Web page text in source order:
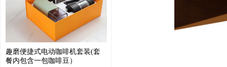
趣磨便捷式电动咖啡机套装(套
餐内包含一包咖啡豆）